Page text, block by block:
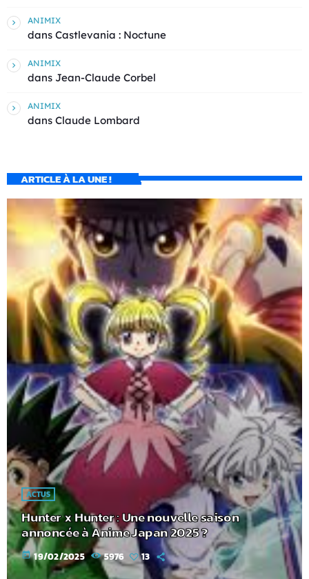
ANIMIX
dans Castlevania : Noctune
ANIMIX
dans Jean-Claude Corbel
ANIMIX
dans Claude Lombard
ARTICLE À LA UNE !
ACTUS
Hunter x Hunter : Une nouvelle saison
annoncée à Anime Japan 2025 ?
today 19/02/2025 5976 13